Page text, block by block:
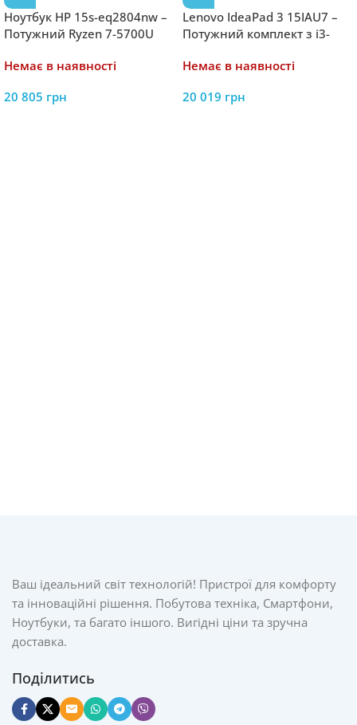
Ноутбук HP 15s-eq2804nw –
Потужний Ryzen 7-5700U
продуктивної роботи
Немає в наявності
20 805 грн
Lenovo IdeaPad 3 15IAU7 –
Потужний комплект з i3-
RAM 512GB SSD та
Немає в наявності
20 019 грн
Ваш ідеальний світ технологій! Пристрої для комфорту
та інноваційні рішення. Побутова техніка, Смартфони,
Ноутбуки, та багато іншого. Вигідні ціни та зручна
доставка.
Поділитись